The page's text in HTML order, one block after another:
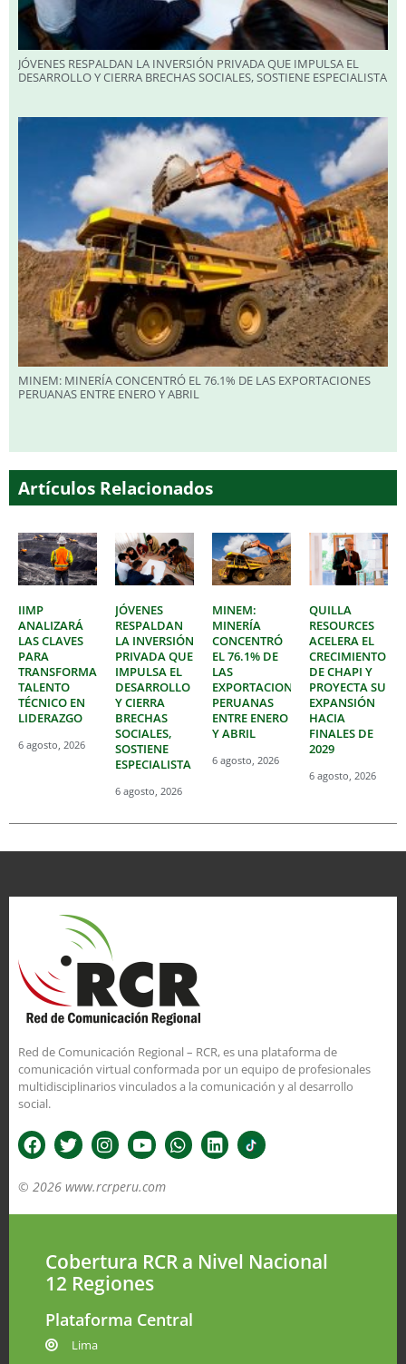
JÓVENES RESPALDAN LA INVERSIÓN PRIVADA QUE IMPULSA EL
DESARROLLO Y CIERRA BRECHAS SOCIALES, SOSTIENE ESPECIALISTA
MINEM: MINERÍA CONCENTRÓ EL 76.1% DE LAS EXPORTACIONES
PERUANAS ENTRE ENERO Y ABRIL
Artículos Relacionados
IIMP
ANALIZARÁ
LAS CLAVES
PARA
TRANSFORMAR
TALENTO
TÉCNICO EN
LIDERAZGO
6 agosto, 2026
JÓVENES
RESPALDAN
LA INVERSIÓN
PRIVADA QUE
IMPULSA EL
DESARROLLO
Y CIERRA
BRECHAS
SOCIALES,
SOSTIENE
ESPECIALISTA
6 agosto, 2026
MINEM:
MINERÍA
CONCENTRÓ
EL 76.1% DE
LAS
EXPORTACIONES
PERUANAS
ENTRE ENERO
Y ABRIL
6 agosto, 2026
QUILLA
RESOURCES
ACELERA EL
CRECIMIENTO
DE CHAPI Y
PROYECTA SU
EXPANSIÓN
HACIA
FINALES DE
2029
6 agosto, 2026
Red de Comunicación Regional – RCR, es una plataforma de
comunicación virtual conformada por un equipo de profesionales
multidisciplinarios vinculados a la comunicación y al desarrollo
social.
© 2026 www.rcrperu.com
Cobertura RCR a Nivel Nacional
12 Regiones
Plataforma Central
Lima